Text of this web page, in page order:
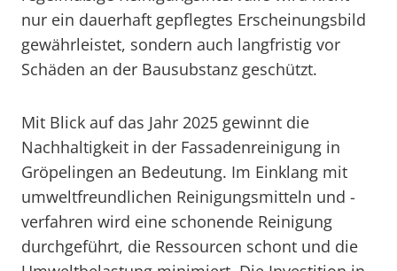
nur ein dauerhaft gepflegtes Erscheinungsbild
gewährleistet, sondern auch langfristig vor
Schäden an der Bausubstanz geschützt.
Mit Blick auf das Jahr 2025 gewinnt die
Nachhaltigkeit in der Fassadenreinigung in
Gröpelingen an Bedeutung. Im Einklang mit
umweltfreundlichen Reinigungsmitteln und -
verfahren wird eine schonende Reinigung
durchgeführt, die Ressourcen schont und die